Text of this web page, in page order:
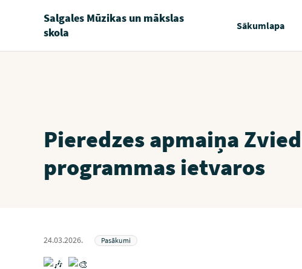
Salgales Mūzikas un mākslas
skola
Sākumlapa
Pieredzes apmaiņa
programmas ietvaros
24.03.2026. Pasākumi